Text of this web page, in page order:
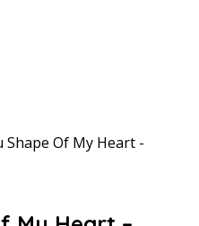
Shape Of My Heart -